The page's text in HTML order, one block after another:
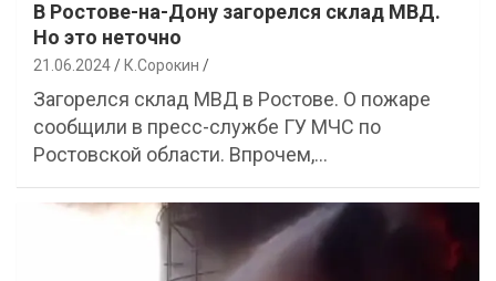
В Ростове-на-Дону загорелся склад МВД.
Но это неточно
21.06.2024 К.Сорокин
Загорелся склад МВД в Ростове. О пожаре
сообщили в пресс-службе ГУ МЧС по
Ростовской области. Впрочем,…